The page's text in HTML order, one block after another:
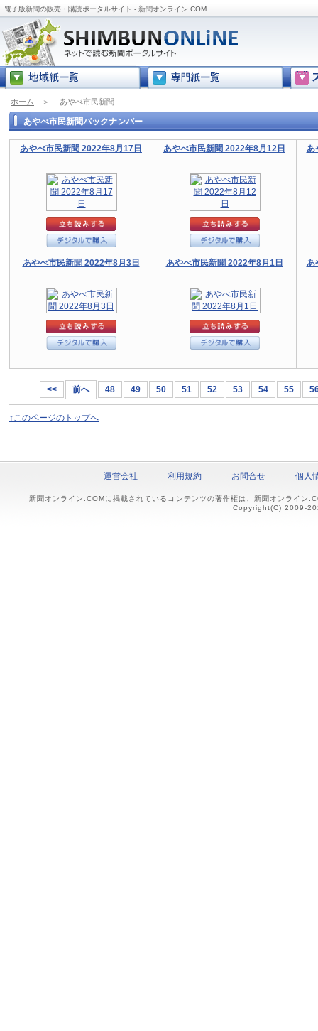
電子版新聞の販売・購読ポータルサイト - 新聞オンライン.COM
ホーム ＞ あやべ市民新聞
あやべ市民新聞バックナンバー
あやべ市民新聞 2022年8月17日 あやべ市民新聞 2022年8月12日 あ
あやべ市民新聞 2022年8月3日 あやべ市民新聞 2022年8月1日 あ
<< 前へ 48 49 50 51 52 53 54 55
↑このページのトップへ
運営会社 利用規約 お問合せ 個人
新聞オンライン.COMに掲載されているコンテンツの著作権は、新聞オンライン
Copyright(C) 2009-